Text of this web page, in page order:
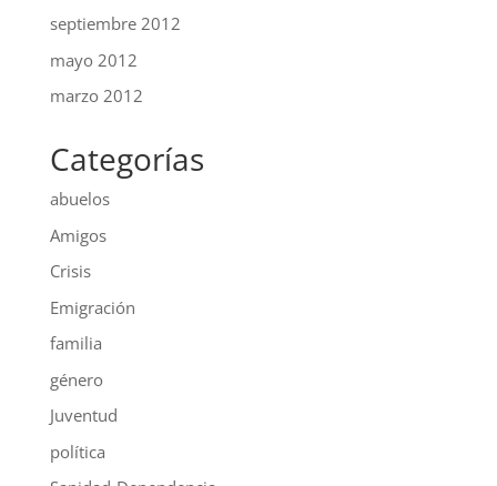
septiembre 2012
mayo 2012
marzo 2012
Categorías
abuelos
Amigos
Crisis
Emigración
familia
género
Juventud
política